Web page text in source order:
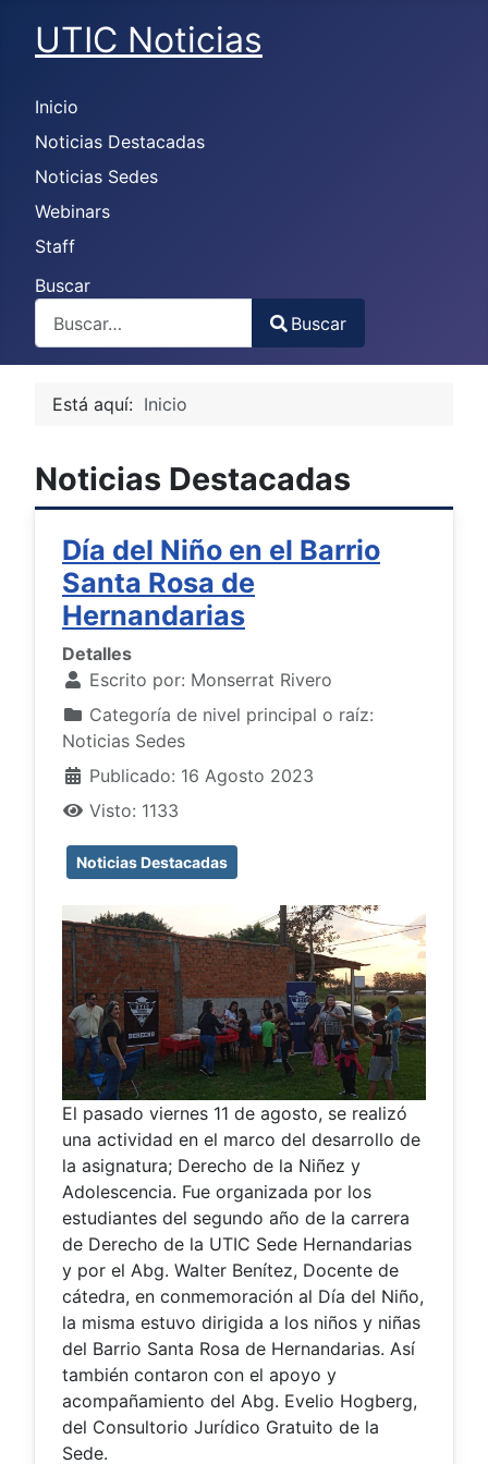
UTIC Noticias
Inicio
Noticias Destacadas
Noticias Sedes
Webinars
Staff
Buscar
Type 2 or more characters for results.
Buscar
Está aquí: Inicio
Noticias Destacadas
Día del Niño en el Barrio
Santa Rosa de
Hernandarias
Detalles
Escrito por: Monserrat Rivero
Categoría de nivel principal o raíz:
Noticias Sedes
Publicado: 16 Agosto 2023
Visto: 1133
Noticias Destacadas
El pasado viernes 11 de agosto, se realizó
una actividad en el marco del desarrollo de
la asignatura; Derecho de la Niñez y
Adolescencia. Fue organizada por los
estudiantes del segundo año de la carrera
de Derecho de la UTIC Sede Hernandarias
y por el Abg. Walter Benítez, Docente de
cátedra, en conmemoración al Día del Niño,
la misma estuvo dirigida a los niños y niñas
del Barrio Santa Rosa de Hernandarias. Así
también contaron con el apoyo y
acompañamiento del Abg. Evelio Hogberg,
del Consultorio Jurídico Gratuito de la
Sede.